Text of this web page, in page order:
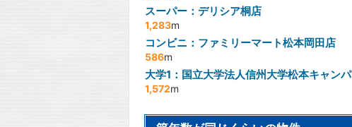
スーパー：デリシア桐店
1,283m
コンビニ：ファミリーマート松本岡田店
586m
大学1：国立大学法人信州大学松本キャンパ
1,572m